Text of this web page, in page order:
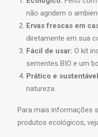
não agridem o
Ervas frescas em
diretamente em sua
Fácil de usar: O kit
sementes BIO e um
Prático e
natureza.
Para mais informações
produtos ecológicos,